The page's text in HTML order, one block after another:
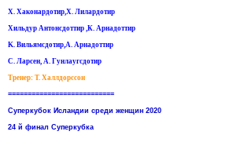
Х. Хаконардотир,Х. Лилардотир
Хильдур Антонсдоттир ,К. Арнадоттир
K. Вильямсдотир,А. Арнадоттир
С. Ларсен, А. Гунлаугсдотир
Тренер: Т. Халлдорссон
===========================
Суперкубок Исландии среди женщин 2020
24 й финал Суперкубка